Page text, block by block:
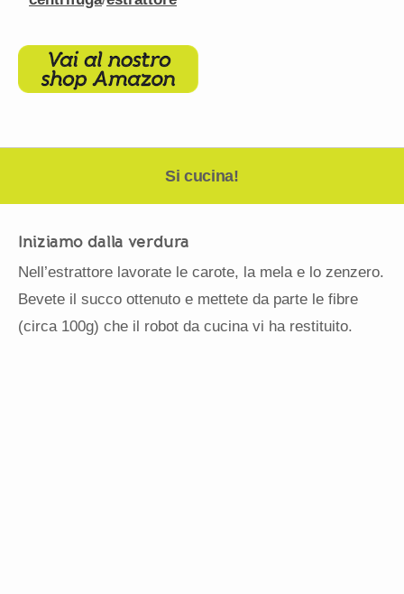
Si cucina!
Iniziamo dalla verdura
Nell’estrattore lavorate le carote, la mela e lo zenzero.
Bevete il succo ottenuto e mettete da parte le fibre
(circa 100g) che il robot da cucina vi ha restituito.